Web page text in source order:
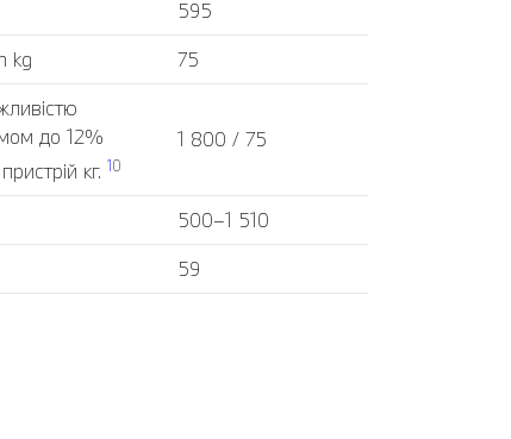
595
kg
75
до 12%
кг. 10
1 800 / 75
500–1 510
59